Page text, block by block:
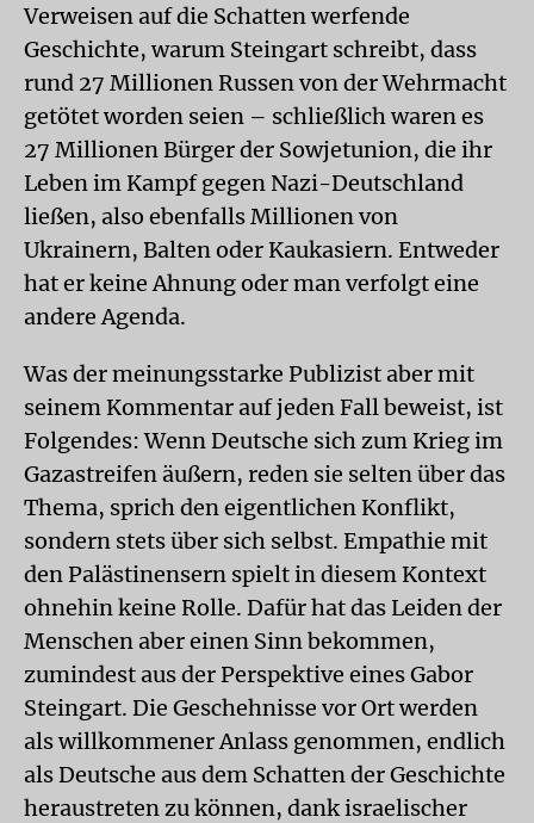
Verweisen auf die Schatten werfende
Geschichte, warum Steingart schreibt, dass
rund 27 Millionen Russen von der Wehrmacht
getötet worden seien – schließlich waren es
27 Millionen Bürger der Sowjetunion, die ihr
Leben im Kampf gegen Nazi-Deutschland
ließen, also ebenfalls Millionen von
Ukrainern, Balten oder Kaukasiern. Entweder
hat er keine Ahnung oder man verfolgt eine
andere Agenda.
Was der meinungsstarke Publizist aber mit
seinem Kommentar auf jeden Fall beweist, ist
Folgendes: Wenn Deutsche sich zum Krieg im
Gazastreifen äußern, reden sie selten über das
Thema, sprich den eigentlichen Konflikt,
sondern stets über sich selbst. Empathie mit
den Palästinensern spielt in diesem Kontext
ohnehin keine Rolle. Dafür hat das Leiden der
Menschen aber einen Sinn bekommen,
zumindest aus der Perspektive eines Gabor
Steingart. Die Geschehnisse vor Ort werden
als willkommener Anlass genommen, endlich
als Deutsche aus dem Schatten der Geschichte
heraustreten zu können, dank israelischer